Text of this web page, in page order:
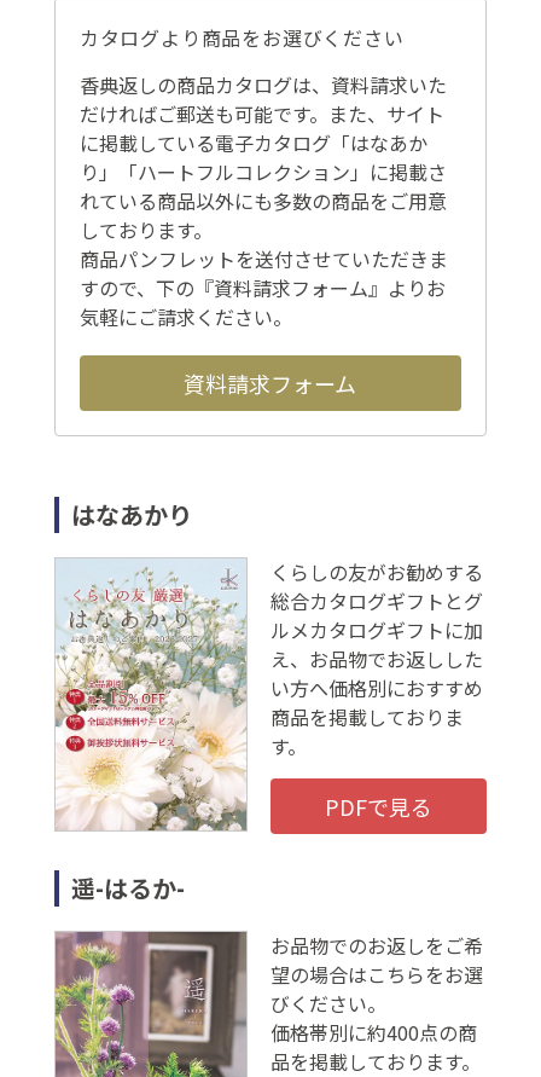
カタログより商品をお選びください
香典返しの商品カタログは、資料請求いた
だければご郵送も可能です。また、サイト
に掲載している電子カタログ「はなあか
り」「ハートフルコレクション」に掲載さ
れている商品以外にも多数の商品をご用意
しております。
商品パンフレットを送付させていただきま
すので、下の『資料請求フォーム』よりお
気軽にご請求ください。
資料請求フォーム
はなあかり
くらしの友がお勧めする
総合カタログギフトとグ
ルメカタログギフトに加
え、お品物でお返しした
い方へ価格別におすすめ
商品を掲載しておりま
す。
PDFで見る
遥-はるか-
お品物でのお返しをご希
望の場合はこちらをお選
びください。
価格帯別に約400点の商
品を掲載しております。